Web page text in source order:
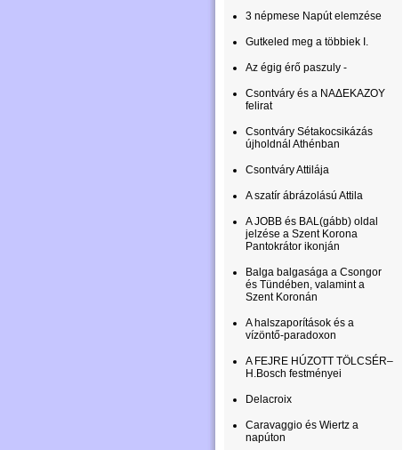
3 népmese Napút elemzése
Gutkeled meg a többiek I.
Az égig érő paszuly -
Csontváry és a ΝΑΔΕΚΑΖΟΥ
felirat
Csontváry Sétakocsikázás
újholdnál Athénban
Csontváry Attilája
A szatír ábrázolású Attila
A JOBB és BAL(gább) oldal
jelzése a Szent Korona
Pantokrátor ikonján
Balga balgasága a Csongor
és Tündében, valamint a
Szent Koronán
A halszaporítások és a
vízöntő-paradoxon
A FEJRE HÚZOTT TÖLCSÉR–
H.Bosch festményei
Delacroix
Caravaggio és Wiertz a
napúton